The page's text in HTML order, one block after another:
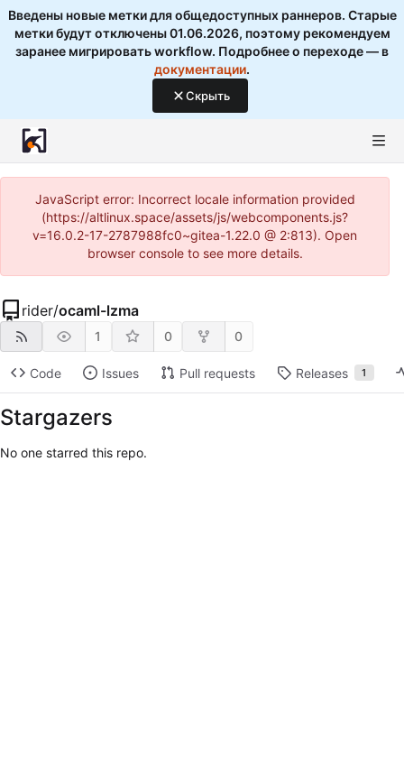
Введены новые метки для общедоступных раннеров. Старые
метки будут отключены 01.06.2026, поэтому рекомендуем
заранее мигрировать workflow. Подробнее о переходе — в
документации.
Скрыть
JavaScript error: Incorrect locale information provided
(https://altlinux.space/assets/js/webcomponents.js?
v=16.0.2-17-2787988fc0~gitea-1.22.0 @ 2:813). Open
browser console to see more details.
rider/ocaml-lzma
1 0 0
Code Issues Pull requests Releases 1
Stargazers
No one starred this repo.